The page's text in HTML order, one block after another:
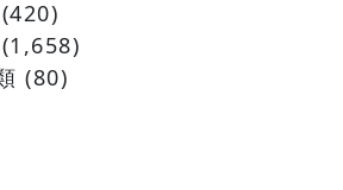
(420)
(1,658)
(80)